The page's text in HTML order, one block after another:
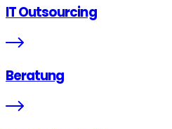
IT Outsourcing
Beratung